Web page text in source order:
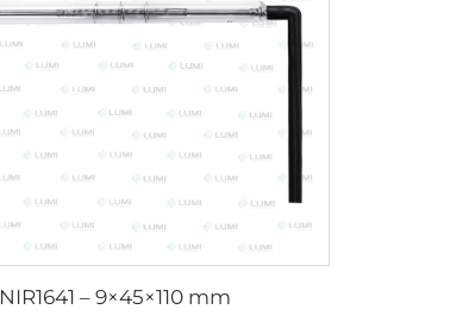
NIR1641 – 9×45×110 mm